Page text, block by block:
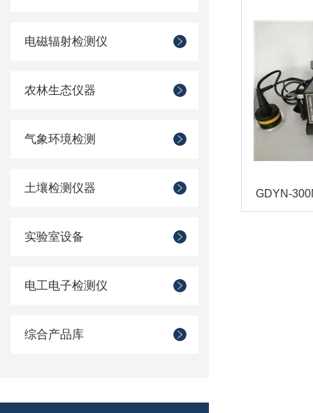
电磁辐射检测仪
农林生态仪器
气象环境检测
土壤检测仪器
实验室设备
电工电子检测仪
综合产品库